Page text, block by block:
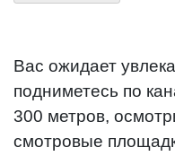
Вас ожидает
подниметесь по
300 метров,
смотровые